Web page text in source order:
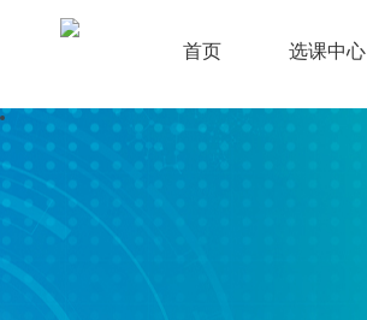
首页 选课中心